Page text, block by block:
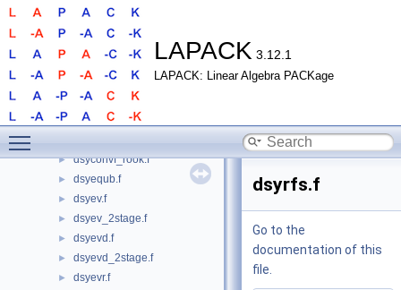
LAPACK 3.12.1
LAPACK: Linear Algebra PACKage
► dstevx.f
► dsycon.f
► dsycon_3.f
► dsycon_rook.f
► dsyconv.f
► dsyconvf_rook.f
► dsyequb.f
► dsyev.f
► dsyev_2stage.f
► dsyevd.f
► dsyevd_2stage.f
► dsyevr.f
dsyrfs.f
Go to the
documentation of this
file.